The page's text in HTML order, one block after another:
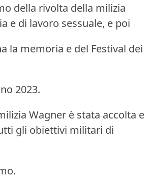
della rivolta della milizia
e di lavoro sessuale, e poi
la memoria e del Festival dei
2023.
Wagner è stata accolta e
gli obiettivi militari di